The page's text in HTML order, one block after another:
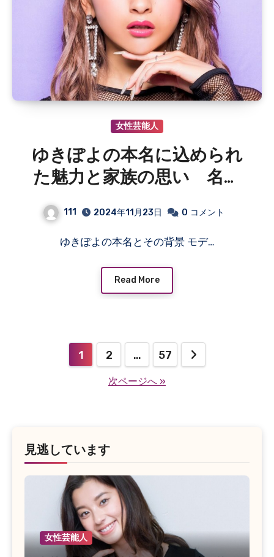
女性芸能人
ゆきぽよの本名に込められ
た魅力と家族の思い 名前
が形作る個性と親しみやす
111 2024年11月23日 0 コメント
ゆきぽよの本名とその背景 モデ…
Read More
ー
ジ
り
1 2 … 57
次ページへ »
見逃しています
女性芸能人